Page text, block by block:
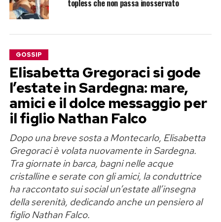
topless che non passa inosservato
GOSSIP
Elisabetta Gregoraci si gode
l’estate in Sardegna: mare,
amici e il dolce messaggio per
il figlio Nathan Falco
Dopo una breve sosta a Montecarlo, Elisabetta
Gregoraci è volata nuovamente in Sardegna.
Tra giornate in barca, bagni nelle acque
cristalline e serate con gli amici, la conduttrice
ha raccontato sui social un’estate all’insegna
della serenità, dedicando anche un pensiero al
figlio Nathan Falco.